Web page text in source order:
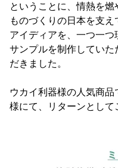
ということに、情熱を燃
ものづくりの日本を支
アイディアを、一つ一
サンプルを制作していた
だきました。
ウカイ利器様の人気商
様にて、リターンとして